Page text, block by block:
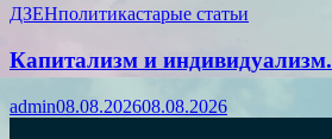
ДЗЕНполитикастарые статьи
Капитализм и индивидуализм.
admin08.08.202608.08.2026